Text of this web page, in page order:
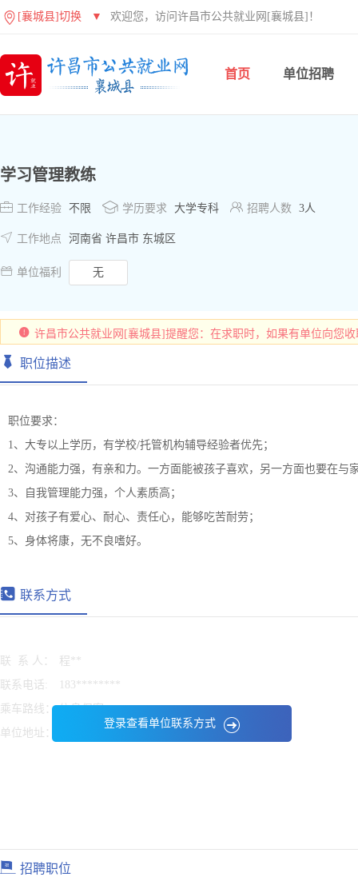
[襄城县]切换 ▼ 欢迎您，访问许昌市公共就业网[襄城县]！
首页 单位招聘
学习管理教练
 工作经验 不限  学历要求 大学专科  招聘人数 3人
 工作地点 河南省 许昌市 东城区
 单位福利 无
许昌市公共就业网[襄城县]提醒您：在求职时，如果有单位向您
职位描述
职位要求：
1、大专以上学历，有学校/托管机构辅导经验者优先；
2、沟通能力强，有亲和力。一方面能被孩子喜欢，另一方面也要在与
3、自我管理能力强，个人素质高；
4、对孩子有爱心、耐心、责任心，能够吃苦耐劳；
5、身体将康，无不良嗜好。
联系方式
登录查看单位联系方式
联 系 人：
程**
联系电话:
183********
乘车路线： 信息保密
单位地址：
招聘职位